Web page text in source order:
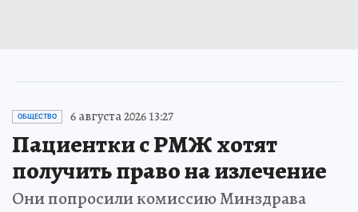
ОБЩЕСТВО 6 августа 2026 13:27
Пациентки с РМЖ хотят
получить право на излечение
Они попросили комиссию Минздрава